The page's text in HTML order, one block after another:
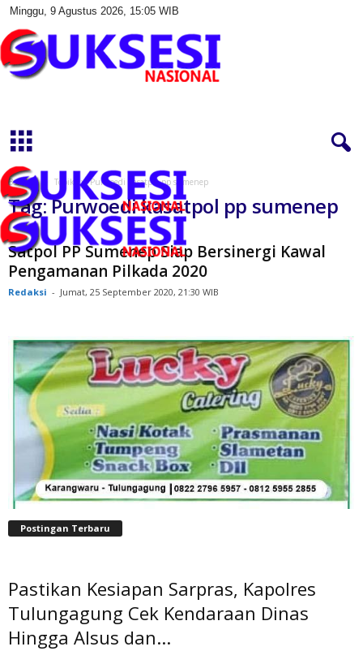
Minggu, 9 Agustus 2026, 15:05 WIB
s
i
a
s
Beranda Topik Purwoedi kasatpol pp sumenep
Tag: Purwoedi kasatpol pp sumenep
Satpol PP Sumenep Siap Bersinergi Kawal
Pengamanan Pilkada 2020
Redaksi - Jumat, 25 September 2020, 21:30 WIB
Postingan Terbaru
Pastikan Kesiapan Sarpras, Kapolres
Tulungagung Cek Kendaraan Dinas
Hingga Alsus dan...